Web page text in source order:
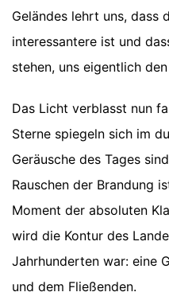
Geländes lehrt uns, dass
interessantere ist und
stehen, uns eigentlich
Das Licht verblasst nun
Sterne spiegeln sich im
Geräusche des Tages
Rauschen der Brandung
Moment der absoluten
wird die Kontur des
Jahrhunderten war: eine
und dem Fließenden.